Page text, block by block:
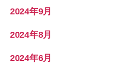
2024年9月
2024年8月
2024年6月